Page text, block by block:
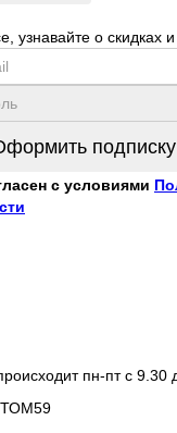
узнавайте о скидках
подписку
с условиями
пн-пт с 9.30